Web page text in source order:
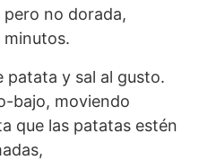
pero no dorada,
minutos.
patata y sal al gusto.
bajo, moviendo
que las patatas estén